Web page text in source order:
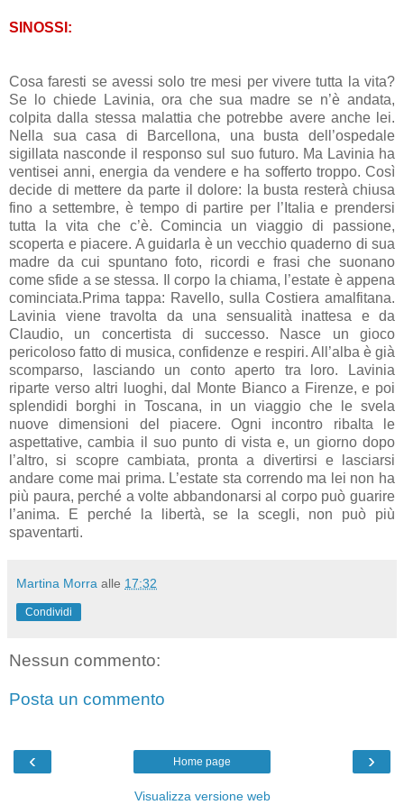
SINOSSI:
Cosa faresti se avessi solo tre mesi per vivere tutta la vita?
Se lo chiede Lavinia, ora che sua madre se n’è andata,
colpita dalla stessa malattia che potrebbe avere anche lei.
Nella sua casa di Barcellona, una busta dell’ospedale
sigillata nasconde il responso sul suo futuro. Ma Lavinia ha
ventisei anni, energia da vendere e ha sofferto troppo. Così
decide di mettere da parte il dolore: la busta resterà chiusa
fino a settembre, è tempo di partire per l’Italia e prendersi
tutta la vita che c’è. Comincia un viaggio di passione,
scoperta e piacere. A guidarla è un vecchio quaderno di sua
madre da cui spuntano foto, ricordi e frasi che suonano
come sfide a se stessa. Il corpo la chiama, l’estate è appena
cominciata.Prima tappa: Ravello, sulla Costiera amalfitana.
Lavinia viene travolta da una sensualità inattesa e da
Claudio, un concertista di successo. Nasce un gioco
pericoloso fatto di musica, confidenze e respiri. All’alba è già
scomparso, lasciando un conto aperto tra loro. Lavinia
riparte verso altri luoghi, dal Monte Bianco a Firenze, e poi
splendidi borghi in Toscana, in un viaggio che le svela
nuove dimensioni del piacere. Ogni incontro ribalta le
aspettative, cambia il suo punto di vista e, un giorno dopo
l’altro, si scopre cambiata, pronta a divertirsi e lasciarsi
andare come mai prima. L’estate sta correndo ma lei non ha
più paura, perché a volte abbandonarsi al corpo può guarire
l’anima. E perché la libertà, se la scegli, non può più
spaventarti.
Martina Morra alle 17:32
Condividi
Nessun commento:
Posta un commento
‹ ›
Home page
Visualizza versione web